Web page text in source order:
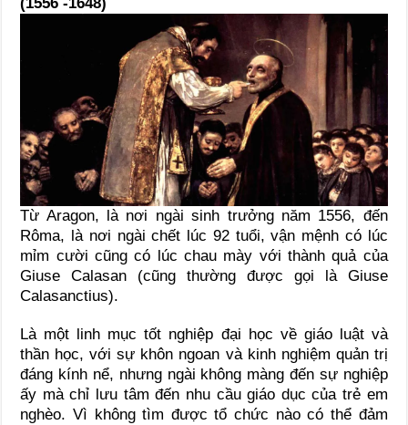
Từ Aragon, là nơi ngài sinh trưởng năm 1556, đến
Rôma, là nơi ngài chết lúc 92 tuổi, vận mệnh có lúc
mỉm cười cũng có lúc chau mày với thành quả của
Giuse Calasan (cũng thường được gọi là Giuse
Calasanctius).
Là một linh mục tốt nghiệp đại học về giáo luật và
thần học, với sự khôn ngoan và kinh nghiệm quản trị
đáng kính nể, nhưng ngài không màng đến sự nghiệp
ấy mà chỉ lưu tâm đến nhu cầu giáo dục của trẻ em
nghèo. Vì không tìm được tổ chức nào có thể đảm